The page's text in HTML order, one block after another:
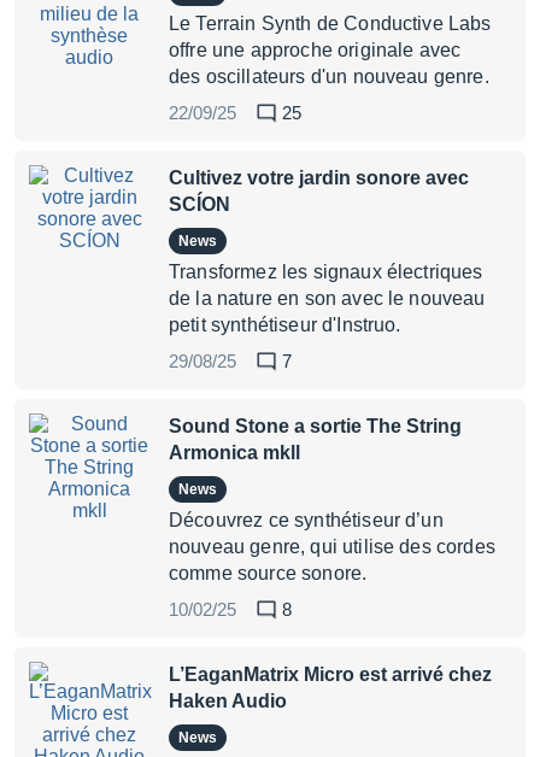
Le Terrain Synth de Conductive Labs
offre une approche originale avec
des oscillateurs d'un nouveau genre.
22/09/25
25
Cultivez votre jardin sonore avec
SCÍON
News
Transformez les signaux électriques
de la nature en son avec le nouveau
petit synthétiseur d'Instruo.
29/08/25
7
Sound Stone a sortie The String
Armonica mkll
News
Découvrez ce synthétiseur d’un
nouveau genre, qui utilise des cordes
comme source sonore.
10/02/25
8
L’EaganMatrix Micro est arrivé chez
Haken Audio
News